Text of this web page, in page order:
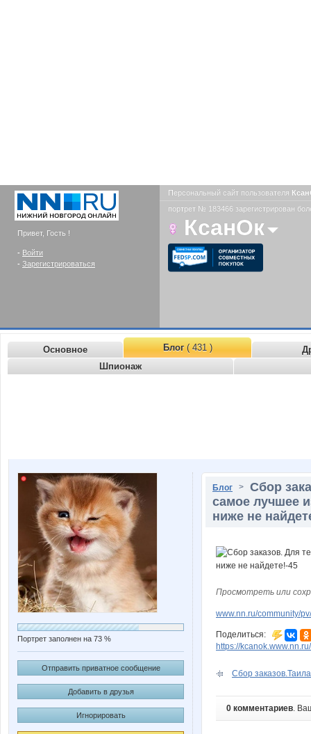
Привет, Гость !
- Войти
- Зарегистрироваться
Персональный сайт пользователя
портрет № 183466 зарегистрирован
КсанОк
Основное Блог( 431 )
Шпионаж
Портрет заполнен на 73 %
Отправить приватное сообщение
Добавить в друзья
Игнорировать
Блог > Сбор
самое лучшее
ниже не
Просмотреть или
www.nn.ru/community/
Поделиться:
https://kcanok.www.nn.ru/
Сбор
0 комментариев.